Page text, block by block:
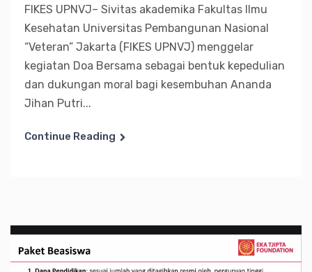
FIKES UPNVJ– Sivitas akademika Fakultas Ilmu
Kesehatan Universitas Pembangunan Nasional
“Veteran” Jakarta (FIKES UPNVJ) menggelar
kegiatan Doa Bersama sebagai bentuk kepedulian
dan dukungan moral bagi kesembuhan Ananda
Jihan Putri...
Continue Reading